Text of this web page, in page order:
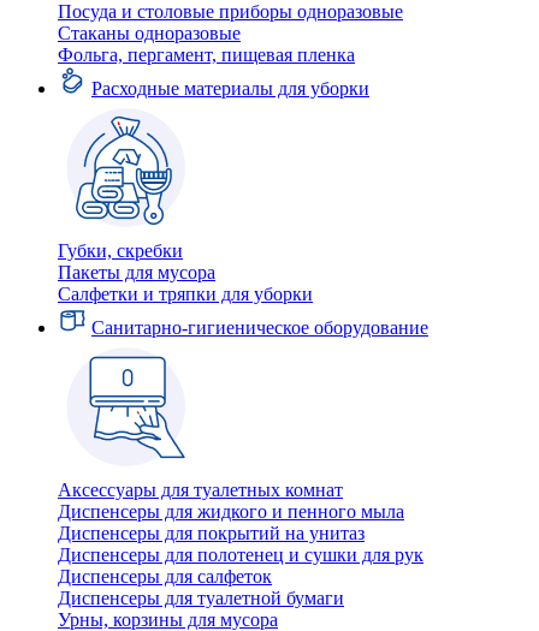
Посуда и столовые приборы одноразовые
Стаканы одноразовые
Фольга, пергамент, пищевая пленка
Расходные материалы для уборки
Губки, скребки
Пакеты для мусора
Салфетки и тряпки для уборки
Санитарно-гигиеническое оборудование
Аксессуары для туалетных комнат
Диспенсеры для жидкого и пенного мыла
Диспенсеры для покрытий на унитаз
Диспенсеры для полотенец и сушки для рук
Диспенсеры для салфеток
Диспенсеры для туалетной бумаги
Урны, корзины для мусора